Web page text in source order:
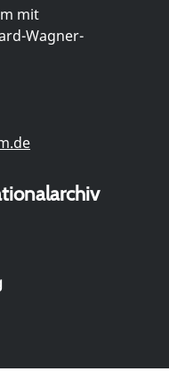
mit
Wagner-